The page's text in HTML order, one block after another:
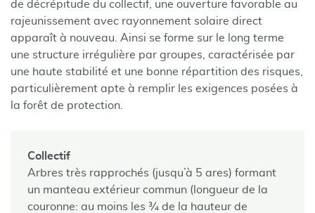
de décrépitude du collectif, une ouverture favorable au
rajeunissement avec rayonnement solaire direct
apparaît à nouveau. Ainsi se forme sur le long terme
une structure irrégulière par groupes, caractérisée par
une haute stabilité et une bonne répartition des risques,
particulièrement apte à remplir les exigences posées à
la forêt de protection.
Collectif
Arbres très rapprochés (jusqu’à 5 ares) formant
un manteau extérieur commun (longueur de la
couronne: au moins les ¾ de la hauteur de